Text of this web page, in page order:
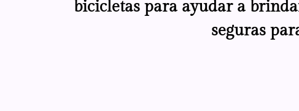
bicicletas para ayudar a
seguras